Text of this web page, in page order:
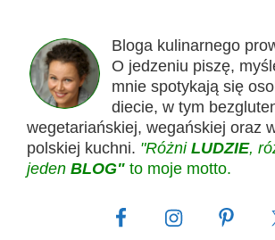
Bloga kulinarnego
O jedzeniu piszę,
mnie spotykają się
diecie, w tym
wegetariańskiej, wegańskiej oraz
polskiej kuchni. "Różni LUDZIE,
jeden BLOG" to moje motto.